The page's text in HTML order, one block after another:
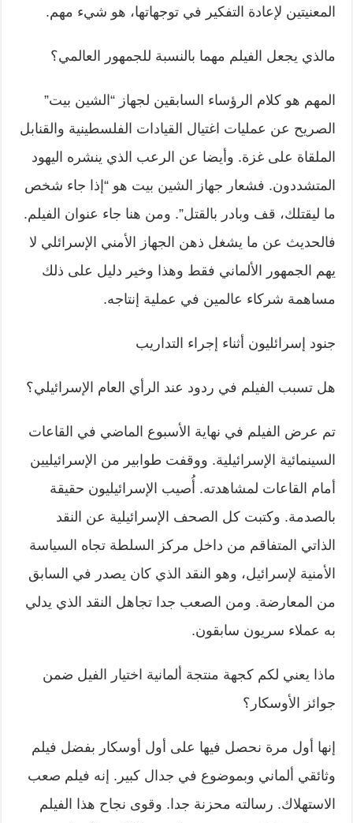
المعنيتين لإعادة التفكير في توجهاتها، هو شيء مهم.
مالذي يجعل الفيلم مهما بالنسبة للجمهور العالمي؟
المهم هو كلام الرؤساء السابقين لجهاز “الشين بيت”
الصريح عن عمليات اغتيال القيادات الفلسطينية والقنابل
الملقاة على غزة. وأيضا عن الرعب الذي ينشره اليهود
المتشددون. فشعار جهاز الشين بيت هو “إذا جاء شخص
ما ليقتلك، قف وبادر بالقتل”. ومن هنا جاء عنوان الفيلم.
فالحديث عن ما يشغل ذهن الجهاز الأمني الإسرائلي لا
يهم الجمهور الألماني فقط وهذا وخير دليل على ذلك
مساهمة شركاء عالمين في عملية إنتاجه.
جنود إسرائليون أثناء إجراء التداريب
هل تسبب الفيلم في ردود عند الرأي العام الإسرائيلي؟
تم عرض الفيلم في نهاية الأسبوع الماضي في القاعات
السينمائية الإسرائيلية. ووقفت طوابير من الإسرائيليين
أمام القاعات لمشاهدته. أُصيب الإسرائيليون حقيقة
بالصدمة. وكتبت كل الصحف الإسرائيلية عن النقد
الذاتي المتفاقم من داخل مركز السلطة تجاه السياسة
الأمنية لإسرائيل، وهو النقد الذي كان يصدر في السابق
من المعارضة. ومن الصعب جدا تجاهل النقد الذي يدلي
به عملاء سريون سابقون.
ماذا يعني لكم كجهة منتجة ألمانية اختيار الفيل ضمن
جوائز الأوسكار؟
إنها أول مرة نحصل فيها على أول أوسكار بفضل فيلم
وثائقي ألماني وبموضوع في جدال كبير. إنه فيلم صعب
الاستهلاك. رسالته محزنة جدا. وقوى نجاح هذا الفيلم